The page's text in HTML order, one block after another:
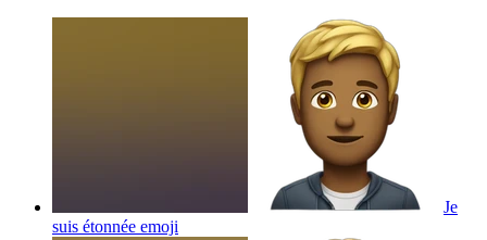
Je
suis étonnée emoji